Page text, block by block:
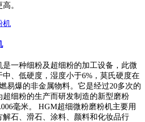
。
是一种细粉及超细粉的加工设备，此微
、低硬度，湿度小于6%，莫氏硬度在
易爆的非金属物料。它是经过20多次的
超细粉的生产而研发制造的新型磨粉
毫米。 HGM超细微粉磨粉机主要用
解石、滑石、涂料、颜料和化妆品行